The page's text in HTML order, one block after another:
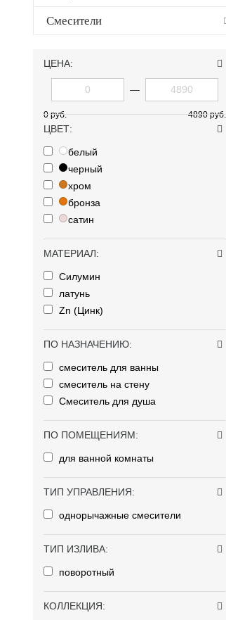
Смесители
ЦЕНА:
—
0 руб. 4890 руб.
ЦВЕТ:
белый
черный
хром
бронза
сатин
МАТЕРИАЛ:
Силумин
латунь
Zn (Цинк)
ПО НАЗНАЧЕНИЮ:
смеситель для ванны
смеситель на стену
Смеситель для душа
ПО ПОМЕЩЕНИЯМ:
для ванной комнаты
ТИП УПРАВЛЕНИЯ:
однорычажные смесители
ТИП ИЗЛИВА:
поворотный
КОЛЛЕКЦИЯ: